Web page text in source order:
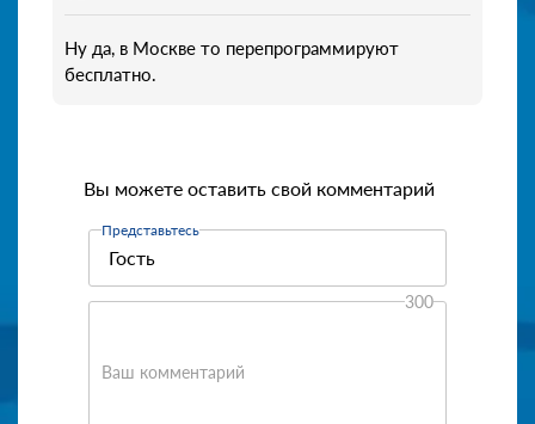
Ну да, в Москве то перепрограммируют
бесплатно.
Вы можете оставить свой комментарий
Представьтесь
Ваш комментарий
300